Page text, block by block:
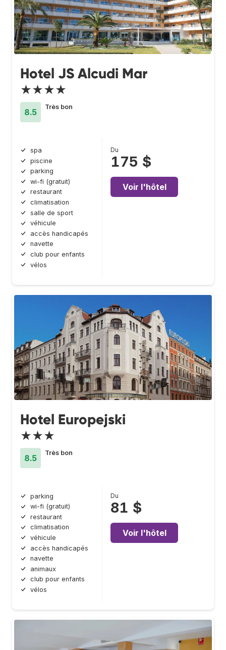
Hotel JS Alcudi Mar
★★★★
8.5
Très bon
spa
piscine
parking
wi-fi (gratuit)
restaurant
climatisation
salle de sport
véhicule
accès handicapés
navette
club pour enfants
vélos
Du
175 $
Voir l'hôtel
Hotel Europejski
★★★
8.5
Très bon
parking
wi-fi (gratuit)
restaurant
climatisation
véhicule
accès handicapés
navette
animaux
club pour enfants
vélos
Du
81 $
Voir l'hôtel